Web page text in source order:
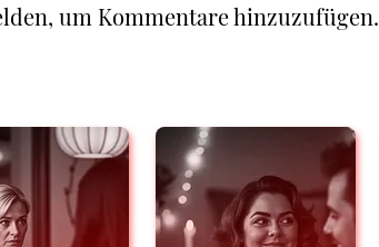
um Kommentare hinzuzufügen.